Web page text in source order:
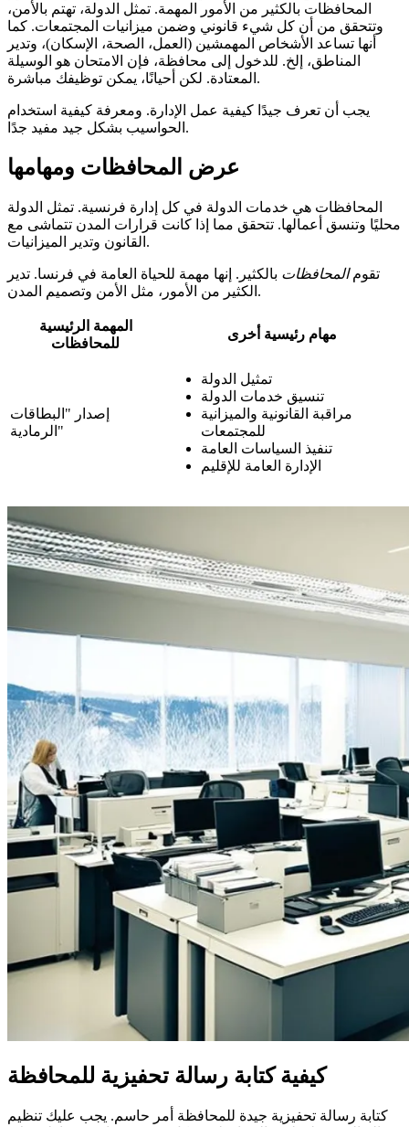
المحافظات بالكثير من الأمور المهمة. تمثل الدولة، تهتم بالأمن،
وتتحقق من أن كل شيء قانوني وضمن ميزانيات المجتمعات. كما
أنها تساعد الأشخاص المهمشين (العمل، الصحة، الإسكان)، وتدير
المناطق، إلخ. للدخول إلى محافظة، فإن الامتحان هو الوسيلة
المعتادة. لكن أحيانًا، يمكن توظيفك مباشرة.
يجب أن تعرف جيدًا كيفية عمل الإدارة. ومعرفة كيفية استخدام
الحواسيب بشكل جيد مفيد جدًا.
عرض المحافظات ومهامها
المحافظات هي خدمات الدولة في كل إدارة فرنسية. تمثل الدولة
محليًا وتنسق أعمالها. تتحقق مما إذا كانت قرارات المدن تتماشى مع
القانون وتدير الميزانيات.
تقومالمحافظات بالكثير. إنها مهمة للحياة العامة في فرنسا. تدير
الكثير من الأمور، مثل الأمن وتصميم المدن.
المهمة الرئيسية
للمحافظات
مهام رئيسية أخرى
إصدار "البطاقات
الرمادية"
تمثيل الدولة
تنسيق خدمات الدولة
مراقبة القانونية والميزانية
للمجتمعات
تنفيذ السياسات العامة
الإدارة العامة للإقليم
كيفية كتابة رسالة تحفيزية للمحافظة
كتابة رسالة تحفيزية جيدة للمحافظة أمر حاسم. يجب عليك تنظيم